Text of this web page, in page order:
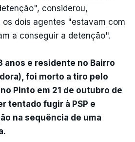
considerou,
dois agentes "estavam com
a conseguir a detenção".
anos e residente no Bairro
foi morto a tiro pelo
Pinto em 21 de outubro de
tentado fugir à PSP e
na sequência de uma